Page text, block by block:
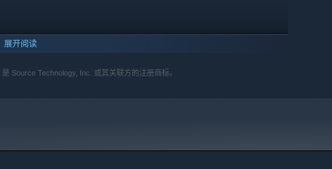
展开阅读
Source Technology, Inc. 或其关联方的注册商标。